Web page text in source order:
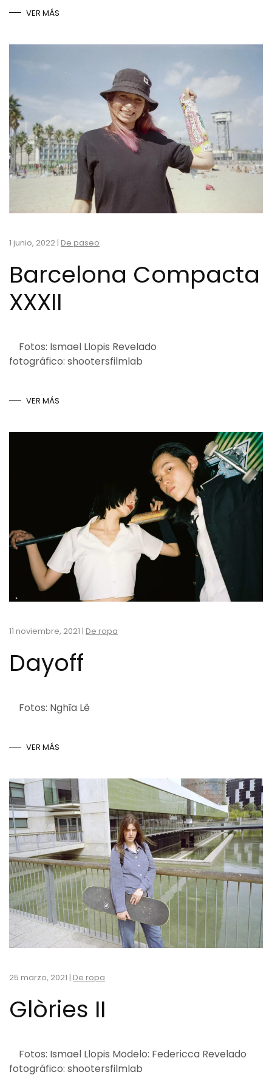
VER MÁS
1 junio, 2022 | De paseo
Barcelona Compacta
XXXII
Fotos: Ismael Llopis Revelado
fotográfico: shootersfilmlab
VER MÁS
11 noviembre, 2021 | De ropa
Dayoff
Fotos: Nghĩa Lê
VER MÁS
25 marzo, 2021 | De ropa
Glòries II
Fotos: Ismael Llopis Modelo: Federicca Revelado
fotográfico: shootersfilmlab